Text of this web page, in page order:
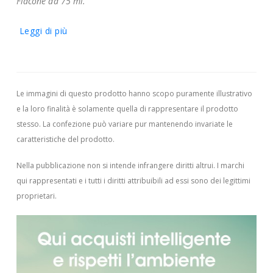
Leggi di più
Le immagini di questo prodotto hanno scopo puramente illustrativo
e la loro finalità è solamente quella di rappresentare il prodotto
stesso. La confezione può variare pur mantenendo invariate le
caratteristiche del prodotto.
Nella pubblicazione non si intende infrangere diritti altrui. I marchi
qui rappresentati e i tutti i diritti attribuibili ad essi sono dei legittimi
proprietari.